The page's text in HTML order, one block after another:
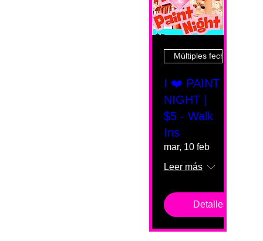
Múltiples fechas
I ❤️ PAINT
NIGHT |
$5 - Walk
Ins
mar, 10 feb
Leer más
Detalles